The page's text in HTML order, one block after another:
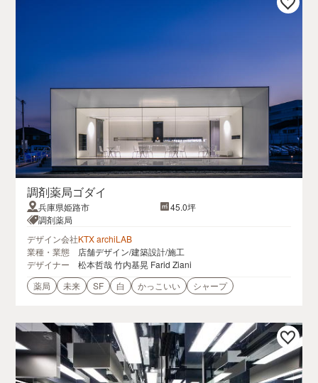
調剤薬局ゴダイ
兵庫県姫路市
45.0坪
調剤薬局
デザイン会社KTX archiLAB
業種・業態
店舗デザイン/建築設計/施工
デザイナー
松本哲哉 竹内基晃 Farid Ziani
薬局
未来 SF 白 かっこいい シャープ